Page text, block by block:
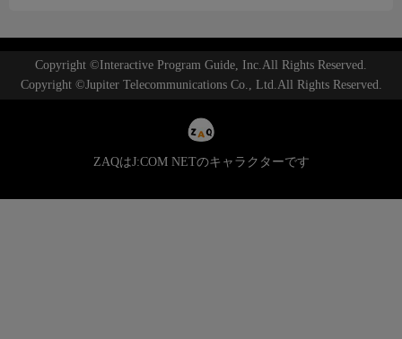
Copyright ©Interactive Program Guide, Inc.All Rights Reserved.
Copyright ©Jupiter Telecommunications Co., Ltd.All Rights Reserved.
ZAQはJ:COM NETのキャラクターです